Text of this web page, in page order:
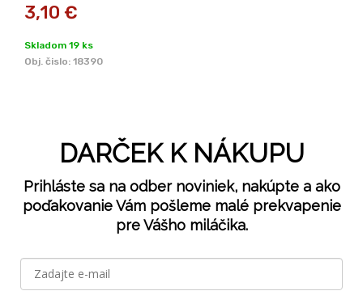
3,10 €
Skladom 19 ks
Obj. čislo: 18390
DARČEK K NÁKUPU
Prihláste sa na odber noviniek, nakúpte a ako
poďakovanie Vám pošleme malé prekvapenie
pre Vášho miláčika.